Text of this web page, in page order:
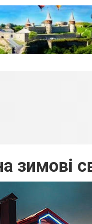
зимові